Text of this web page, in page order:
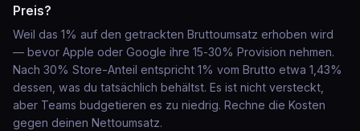
Preis?
Weil das 1% auf den getrackten Bruttoumsatz erhoben wird
— bevor Apple oder Google ihre 15‑30% Provision nehmen.
Nach 30% Store-Anteil entspricht 1% vom Brutto etwa 1,43%
dessen, was du tatsächlich behältst. Es ist nicht versteckt,
aber Teams budgetieren es zu niedrig. Rechne die Kosten
gegen deinen Nettoumsatz.